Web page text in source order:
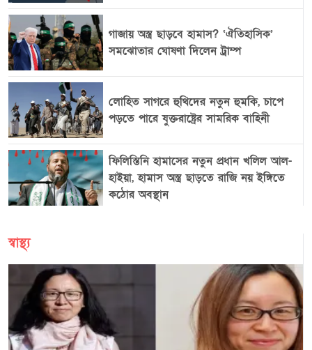
গাজায় অস্ত্র ছাড়বে হামাস? ‘ঐতিহাসিক’
সমঝোতার ঘোষণা দিলেন ট্রাম্প
লোহিত সাগরে হুথিদের নতুন হুমকি, চাপে
পড়তে পারে যুক্তরাষ্ট্রের সামরিক বাহিনী
ফিলিস্তিনি হামাসের নতুন প্রধান খলিল আল-
হাইয়া, হামাস অস্ত্র ছাড়তে রাজি নয় ইঙ্গিতে
কঠোর অবস্থান
স্বাস্থ্য